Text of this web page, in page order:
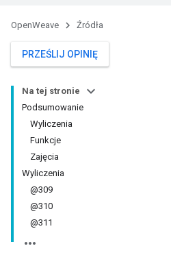
OpenWeave Źródła
PRZEŚLIJ OPINIĘ
Na tej stronie
Podsumowanie
Wyliczenia
Funkcje
Zajęcia
Wyliczenia
@309
@310
@311